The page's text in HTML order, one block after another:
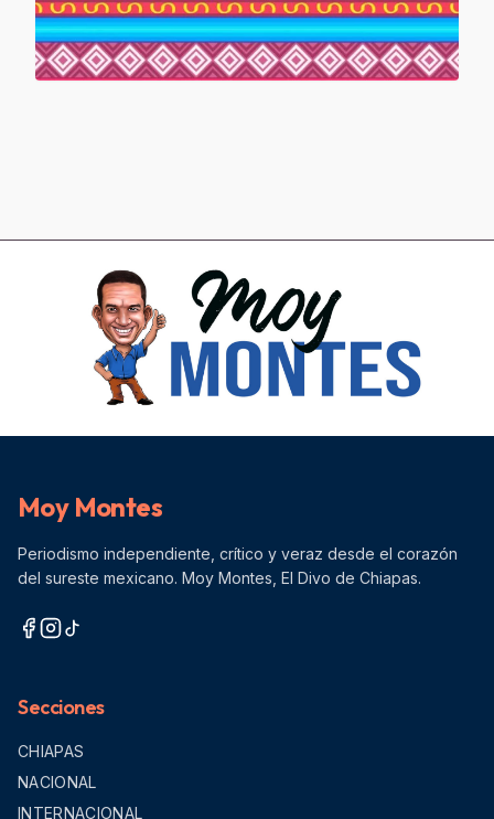
Moy Montes
Periodismo independiente, crítico y veraz desde el corazón
del sureste mexicano. Moy Montes, El Divo de Chiapas.
Secciones
CHIAPAS
NACIONAL
INTERNACIONAL